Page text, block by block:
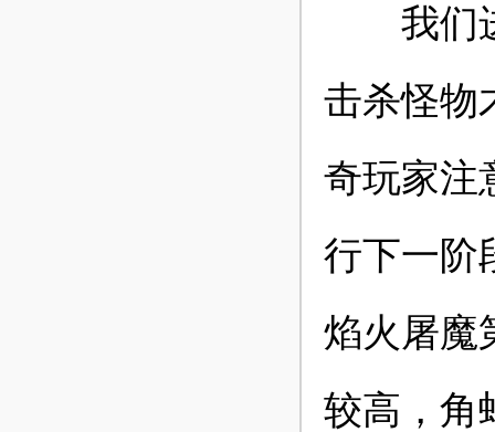
我们进
击杀怪物
奇玩家注
行下一阶
焰火屠魔
较高，角